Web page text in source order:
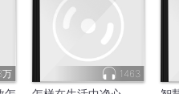
万 1463